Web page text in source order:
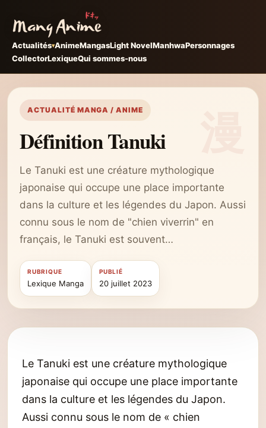
Actualités AnimeMangasLight NovelManhwaPersonnages
CollectorLexiqueQui sommes-nous
ACTUALITÉ MANGA / ANIME
Définition Tanuki
Le Tanuki est une créature mythologique
japonaise qui occupe une place importante
dans la culture et les légendes du Japon. Aussi
connu sous le nom de "chien viverrin" en
français, le Tanuki est souvent…
RUBRIQUE
Lexique Manga
PUBLIÉ
20 juillet 2023
Le Tanuki est une créature mythologique
japonaise qui occupe une place importante
dans la culture et les légendes du Japon.
Aussi connu sous le nom de « chien